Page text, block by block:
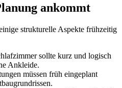
ankommt
strukturelle Aspekte frühzeitig
sollte kurz und logisch
Ankleide.
müssen früh eingeplant